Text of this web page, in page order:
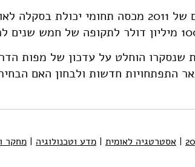
מפת הדרכים של 2011 מכסה תחומי
שנסקרו הוחלט על עדכון של מפות
התפתחויות חדשות ולבחון האם
| אסטרטגיה לאומית | מדע וטכנולוגיה | מחקר